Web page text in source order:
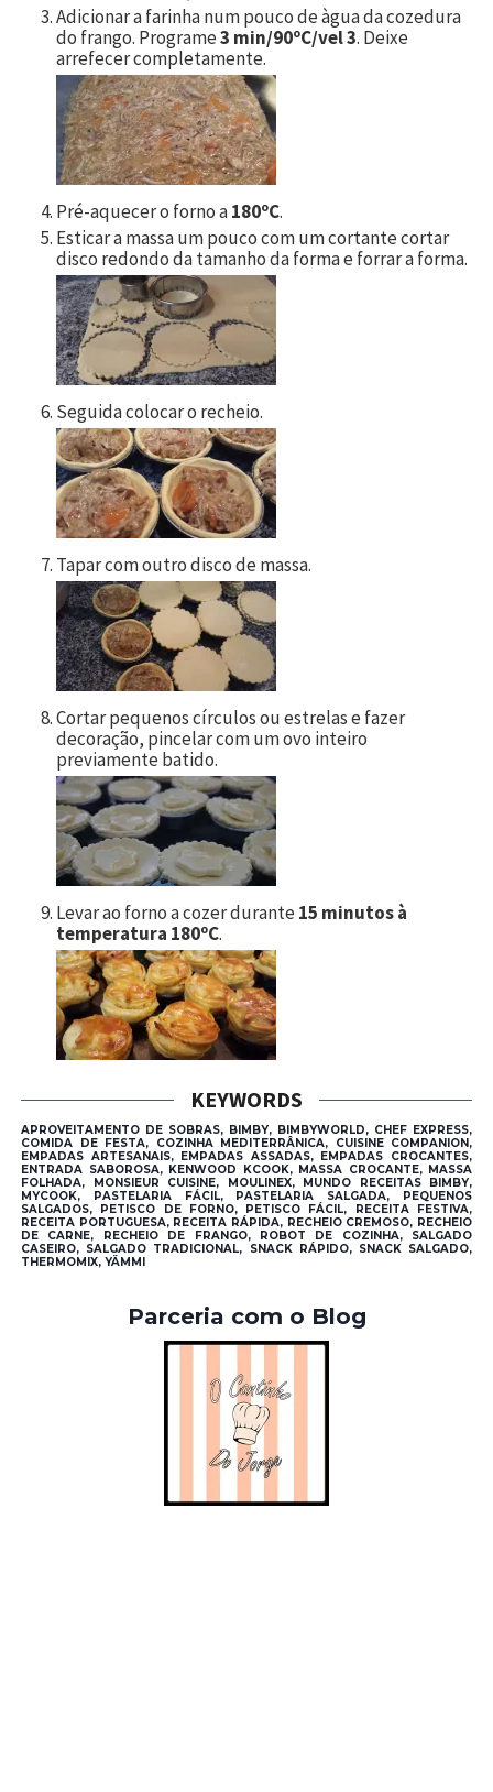
Adicionar a farinha num pouco de àgua da cozedura
do frango. Programe3 min/90ºC/vel 3. Deixe
arrefecer completamente.
Pré-aquecer o forno a180ºC.
Esticar a massa um pouco com um cortante cortar
disco redondo da tamanho da forma e forrar a forma.
Seguida colocar o recheio.
Tapar com outro disco de massa.
Cortar pequenos círculos ou estrelas e fazer
decoração, pincelar com um ovo inteiro
previamente batido.
Levar ao forno a cozer durante15 minutos à
temperatura 180ºC.
KEYWORDS
APROVEITAMENTO DE SOBRAS, BIMBY, BIMBYWORLD, CHEF EXPRESS,
COMIDA DE FESTA, COZINHA MEDITERRÂNICA, CUISINE COMPANION,
EMPADAS ARTESANAIS, EMPADAS ASSADAS, EMPADAS CROCANTES,
ENTRADA SABOROSA, KENWOOD KCOOK, MASSA CROCANTE, MASSA
FOLHADA, MONSIEUR CUISINE, MOULINEX, MUNDO RECEITAS BIMBY,
MYCOOK, PASTELARIA FÁCIL, PASTELARIA SALGADA, PEQUENOS
SALGADOS, PETISCO DE FORNO, PETISCO FÁCIL, RECEITA FESTIVA,
RECEITA PORTUGUESA, RECEITA RÁPIDA, RECHEIO CREMOSO, RECHEIO
DE CARNE, RECHEIO DE FRANGO, ROBOT DE COZINHA, SALGADO
CASEIRO, SALGADO TRADICIONAL, SNACK RÁPIDO, SNACK SALGADO,
THERMOMIX, YÄMMI
Parceria com o Blog